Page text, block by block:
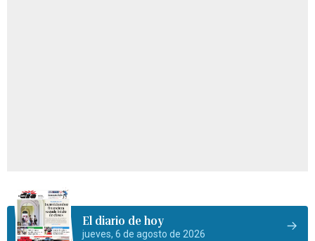
El diario de hoy
jueves, 6 de agosto de 2026